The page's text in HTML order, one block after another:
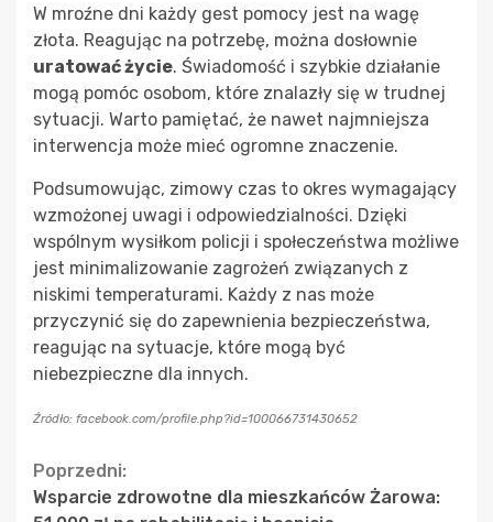
W mroźne dni każdy gest pomocy jest na wagę
złota. Reagując na potrzebę, można dosłownie
uratować życie. Świadomość i szybkie działanie
mogą pomóc osobom, które znalazły się w trudnej
sytuacji. Warto pamiętać, że nawet najmniejsza
interwencja może mieć ogromne znaczenie.
Podsumowując, zimowy czas to okres wymagający
wzmożonej uwagi i odpowiedzialności. Dzięki
wspólnym wysiłkom policji i społeczeństwa możliwe
jest minimalizowanie zagrożeń związanych z
niskimi temperaturami. Każdy z nas może
przyczynić się do zapewnienia bezpieczeństwa,
reagując na sytuacje, które mogą być
niebezpieczne dla innych.
Źródło: facebook.com/profile.php?id=100066731430652
Continue
Poprzedni:
Wsparcie zdrowotne dla mieszkańców Żarowa: